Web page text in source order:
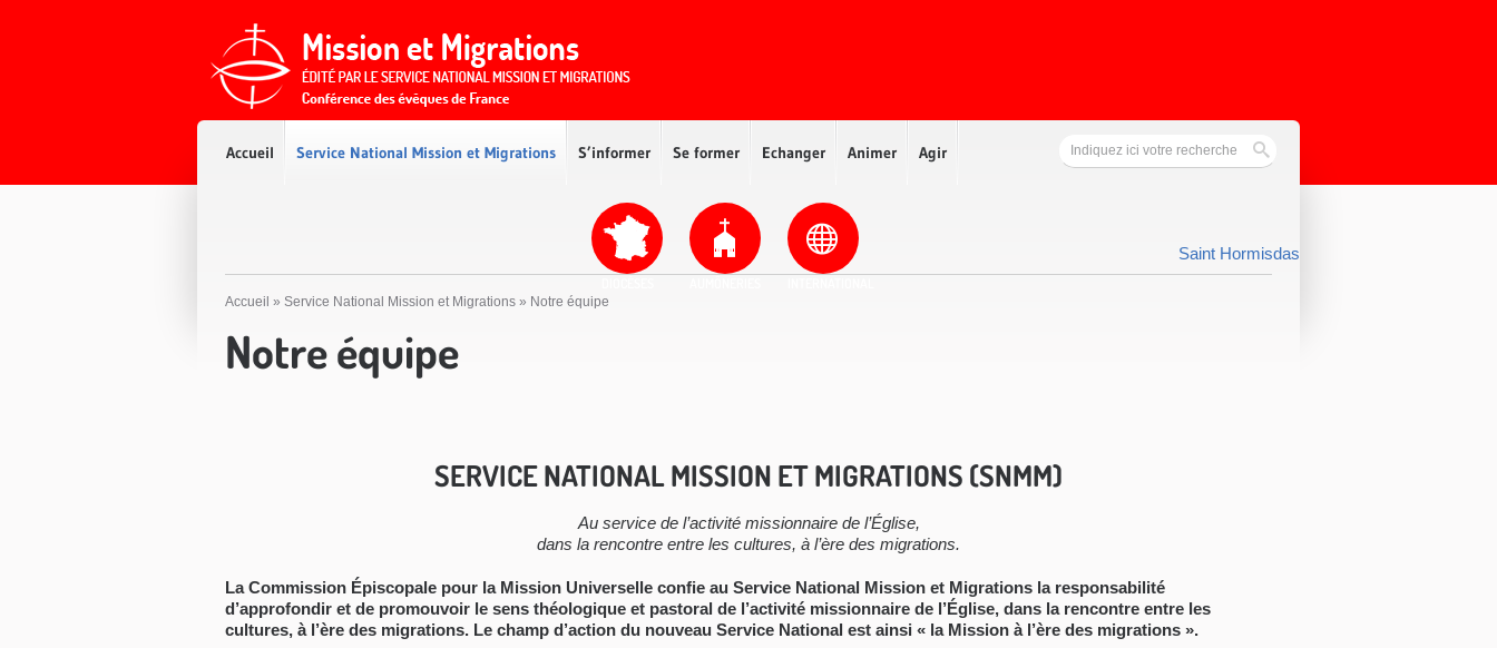
Accueil Service National Mission et Migrations S’informer Se former Echanger Animer Agir
Saint Hormisdas
Accueil » Service National Mission et Migrations » Notre équipe
Notre équipe
SERVICE NATIONAL MISSION ET MIGRATIONS (SNMM)
Au service de l’activité missionnaire de l’Église,
dans la rencontre entre les cultures, à l’ère des migrations.
La Commission Épiscopale pour la Mission Universelle confie au Service National Mission et Migrations la responsabilité
d’approfondir et de promouvoir le sens théologique et pastoral de l’activité missionnaire de l’Église, dans la rencontre entre les
cultures, à l’ère des migrations. Le champ d’action du nouveau Service National est ainsi « la Mission à l’ère des migrations ».